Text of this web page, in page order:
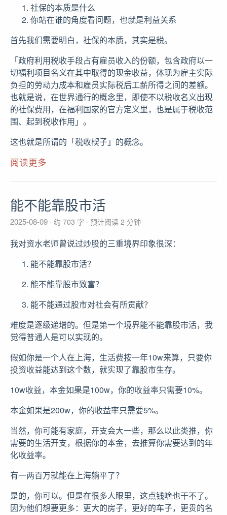
社保的本质是什么
你站在谁的角度看问题，也就是利益关系
首先我们需要明白，社保的本质，其实是税。
「政府利用税收手段占有雇员收入的份额，包含政府以一
切福利项目名义在其中取得的现金收益，体现为雇主实际
负担的劳动力成本和雇员实际税后工薪所得之间的差额。
也就是说，在世界通行的概念里，即使不以税收名义出现
的社保费用，在福利国家的官方定义里，也是属于税收范
围、起到税收作用」。
这也就是所谓的「税收楔子」的概念。
阅读更多
能不能靠股市活
2025-08-09 约 703 字 预计阅读 2 分钟
我对资水老师曾说过炒股的三重境界印象很深：
能不能靠股市活？
能不能靠股市致富？
能不能通过股市对社会有所贡献？
难度是逐级递增的。但是第一个境界能不能靠股市活，我
觉得普通人是可以实现的。
假如你是一个人在上海，生活费按一年10w来算，只要你
投资收益能达到这个数，就实现了靠股市生存。
10w收益，本金如果是100w，你的收益率只需要10%。
本金如果是200w，你的收益率只需要5%。
当然，你可能有家庭，开支会大一些，那么以此类推，你
需要的生活开支，根据你的本金，去推算你需要达到的年
化收益率。
有一两百万就能在上海躺平了？
是的，你可以。但是在很多人眼里，这点钱啥也干不了。
因为他们想要更多：更大的房子，更好的车子，更贵的名